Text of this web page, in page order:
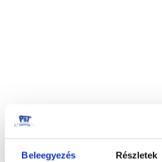
Beleegyezés Részletek